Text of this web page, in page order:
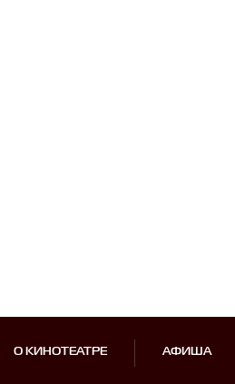
О КИНОТЕАТРЕ АФИША